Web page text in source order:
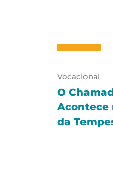
Vocacional
O
Acontece
da